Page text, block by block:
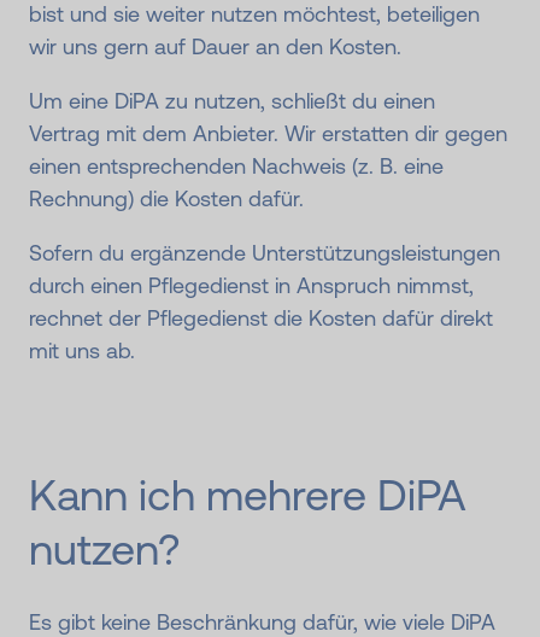
bist und sie weiter nutzen möchtest, beteiligen
wir uns gern auf Dauer an den Kosten.
Um eine DiPA zu nutzen, schließt du einen
Vertrag mit dem Anbieter. Wir erstatten dir gegen
einen entsprechenden Nachweis (z. B. eine
Rechnung) die Kosten dafür.
Sofern du ergänzende Unterstützungsleistungen
durch einen Pflegedienst in Anspruch nimmst,
rechnet der Pflegedienst die Kosten dafür direkt
mit uns ab.
Kann ich mehrere DiPA
nutzen?
Es gibt keine Beschränkung dafür, wie viele DiPA